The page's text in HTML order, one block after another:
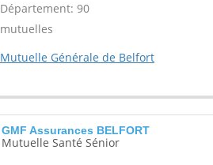
Département: 90
mutuelles
Mutuelle Générale de Belfort
GMF Assurances BELFORT
Mutuelle Santé Sénior